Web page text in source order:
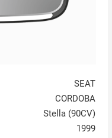
SEAT
CORDOBA
Stella (90CV)
1999